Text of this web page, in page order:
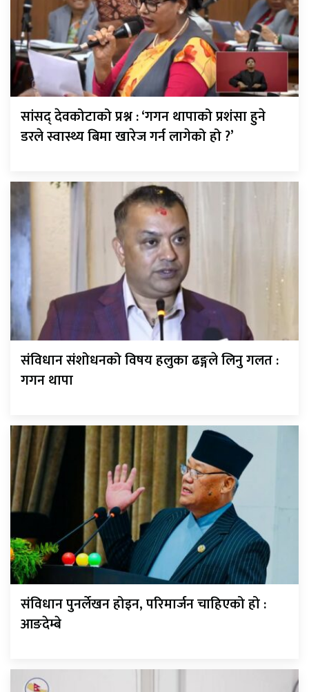
सांसद् देवकोटाको प्रश्न : ‘गगन थापाको प्रशंसा हुने
डरले स्वास्थ्य बिमा खारेज गर्न लागेको हो ?’
संविधान संशोधनको विषय हलुका ढङ्गले लिनु गलत :
गगन थापा
संविधान पुनर्लेखन होइन, परिमार्जन चाहिएको हो :
आङदेम्बे